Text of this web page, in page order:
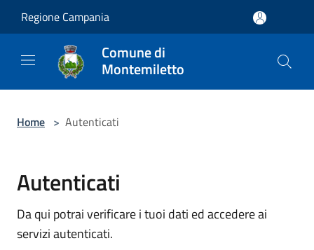
Regione Campania
Comune di
Montemiletto
Home > Autenticati
Autenticati
Da qui potrai verificare i tuoi dati ed accedere ai
servizi autenticati.